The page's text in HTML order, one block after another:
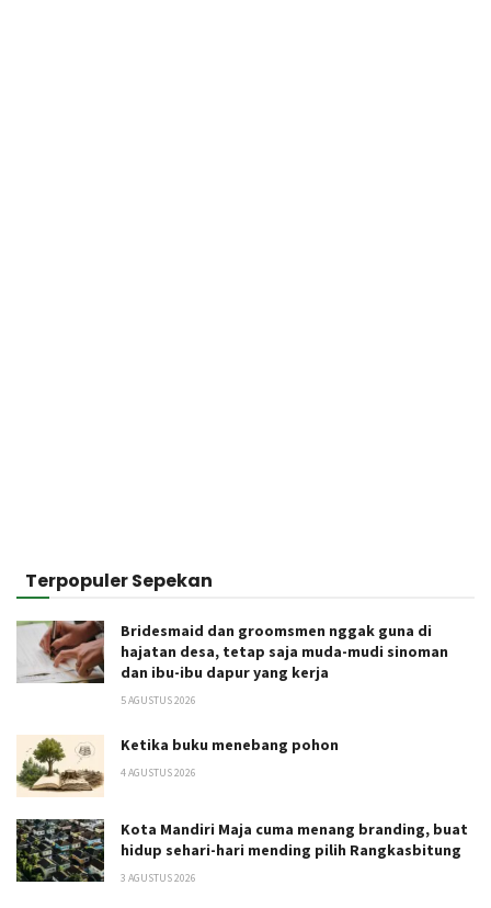
Terpopuler Sepekan
Bridesmaid dan groomsmen nggak guna di
hajatan desa, tetap saja muda-mudi sinoman
dan ibu-ibu dapur yang kerja
5 AGUSTUS 2026
Ketika buku menebang pohon
4 AGUSTUS 2026
Kota Mandiri Maja cuma menang branding, buat
hidup sehari-hari mending pilih Rangkasbitung
3 AGUSTUS 2026